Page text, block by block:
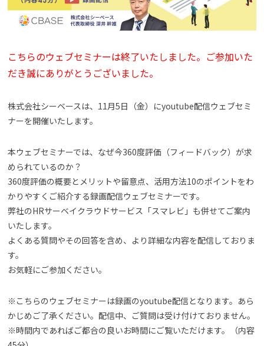
資料請求(無料) お見積もり依頼
こちらのウェブセミナーは終了いたしました。ご参加いた
だき誠にありがとうございました。
株式会社シーベースは、11月5日（金）にyoutube配信ウェブセミ
ナーを開催いたします。
本ウェブセミナーでは、なぜ今360度評価（フィードバック）が求
められているのか？
360度評価の概要とメリットや留意点、活用方法10のポイントをわ
かりやすくご紹介する録画配信ウェブセミナーです。
弊社のHRサーベイクラウドサービス「スマレビ」も併せてご案内
いたします。
よくある質問やその回答を含め、より詳細な内容を配信しておりま
す。
お気軽にご参加ください。
※こちらのウェブセミナーは録画のyoutube配信となります。あら
かじめご了承ください。配信中、ご質問は受け付けておりません。
※時間内であればご都合の良いお時間にご覧いただけます。（内容